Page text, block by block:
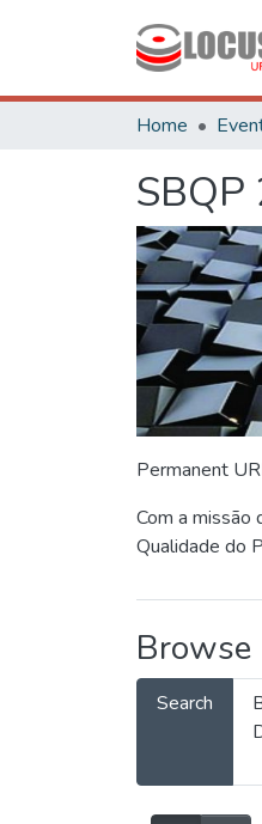
Home
SBQP
Permanent
Com a missão
Qualidade do
Browse
Search